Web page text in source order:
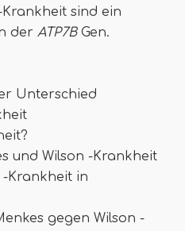
Krankheit sind ein
der ATP7B Gen.
Unterschied
und Wilson -Krankheit
-Krankheit in
gegen Wilson -